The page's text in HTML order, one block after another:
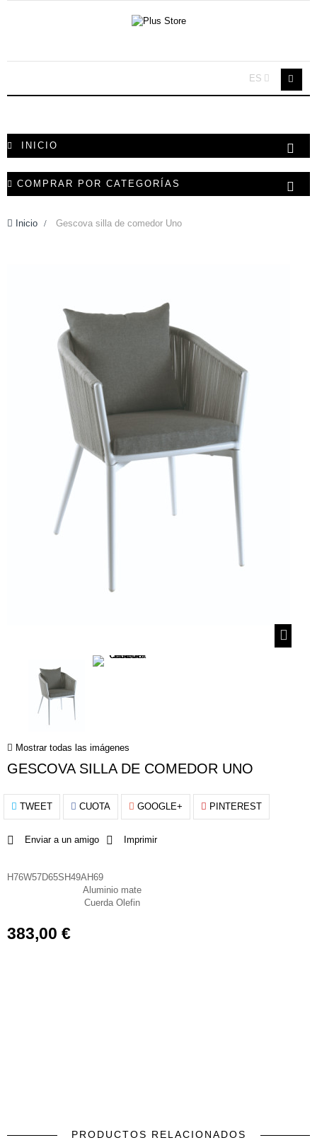
ES
INICIO
COMPRAR POR CATEGORÍAS
Inicio > Gescova silla de comedor Uno
Mostrar todas las imágenes
GESCOVA SILLA DE COMEDOR UNO
TWEET CUOTA GOOGLE+ PINTEREST
Enviar a un amigo Imprimir
H76W57D65SH49AH69
Aluminio mate
Cuerda Olefin
383,00 €
PRODUCTOS RELACIONADOS